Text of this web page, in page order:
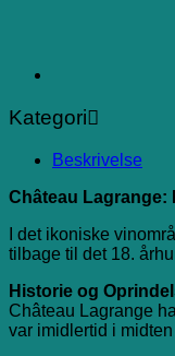
Kategori
Beskrivelse
Château Lagrange:
I det ikoniske
tilbage til det 18.
Historie og
Château Lagrange
var imidlertid i